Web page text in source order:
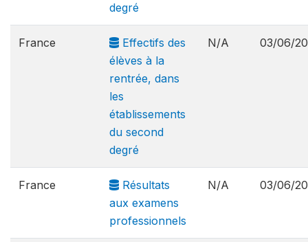
degré
France
Effectifs des
élèves à la
rentrée, dans
les
établissements
du second
degré
N/A 03/06/
France
Résultats
aux examens
professionnels
N/A 03/06/